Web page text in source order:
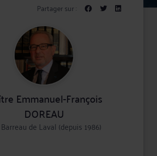
Partager sur :
Emmanuel-François
DOREAU
Barreau de Laval (depuis 1986)